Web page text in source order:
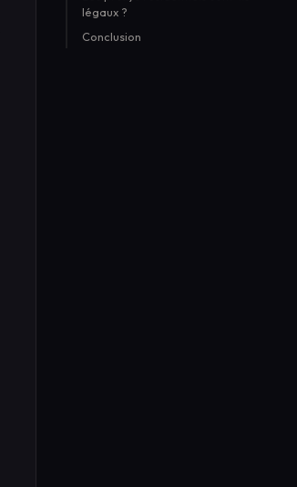
Activités de référencement
Gestion des réseaux sociaux
gratuits en valent-ils la
légaux ?
Conclusion